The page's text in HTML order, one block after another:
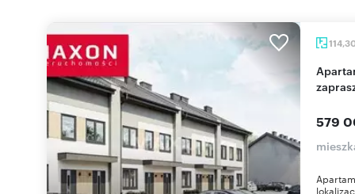
Apartament 114 m² z ogrodem i 2 miejscami
579